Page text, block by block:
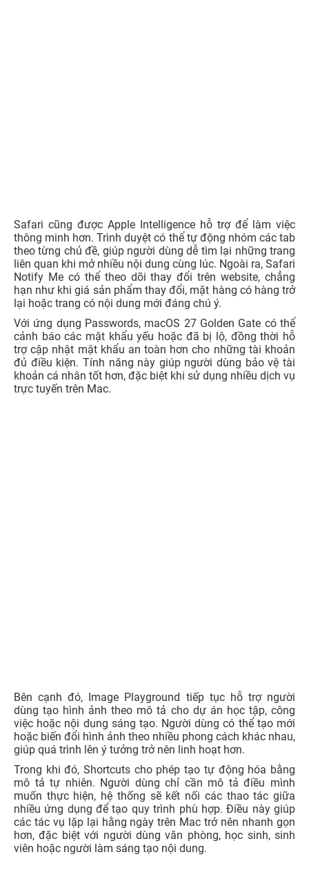
Safari cũng được Apple Intelligence hỗ trợ để làm việc
thông minh hơn. Trình duyệt có thể tự động nhóm các tab
theo từng chủ đề, giúp người dùng dễ tìm lại những trang
liên quan khi mở nhiều nội dung cùng lúc. Ngoài ra, Safari
Notify Me có thể theo dõi thay đổi trên website, chẳng
hạn như khi giá sản phẩm thay đổi, mặt hàng có hàng trở
lại hoặc trang có nội dung mới đáng chú ý.
Với ứng dụng Passwords, macOS 27 Golden Gate có thể
cảnh báo các mật khẩu yếu hoặc đã bị lộ, đồng thời hỗ
trợ cập nhật mật khẩu an toàn hơn cho những tài khoản
đủ điều kiện. Tính năng này giúp người dùng bảo vệ tài
khoản cá nhân tốt hơn, đặc biệt khi sử dụng nhiều dịch vụ
trực tuyến trên Mac.
Bên cạnh đó, Image Playground tiếp tục hỗ trợ người
dùng tạo hình ảnh theo mô tả cho dự án học tập, công
việc hoặc nội dung sáng tạo. Người dùng có thể tạo mới
hoặc biến đổi hình ảnh theo nhiều phong cách khác nhau,
giúp quá trình lên ý tưởng trở nên linh hoạt hơn.
Trong khi đó, Shortcuts cho phép tạo tự động hóa bằng
mô tả tự nhiên. Người dùng chỉ cần mô tả điều mình
muốn thực hiện, hệ thống sẽ kết nối các thao tác giữa
nhiều ứng dụng để tạo quy trình phù hợp. Điều này giúp
các tác vụ lặp lại hằng ngày trên Mac trở nên nhanh gọn
hơn, đặc biệt với người dùng văn phòng, học sinh, sinh
viên hoặc người làm sáng tạo nội dung.